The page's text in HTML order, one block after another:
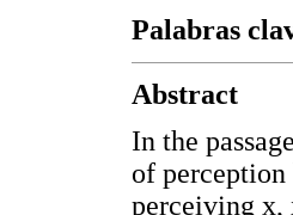
Palabras
Abstract
In the
of
perceiving x,